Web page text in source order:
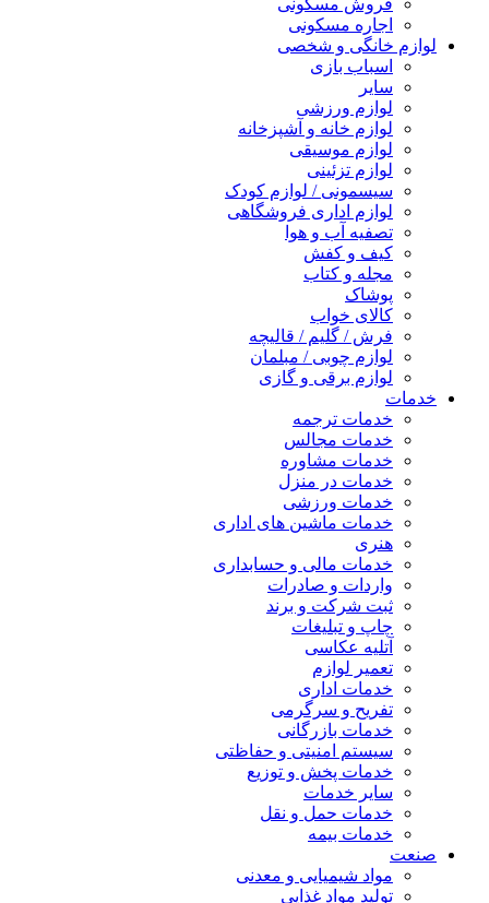
فروش مسکونی
اجاره مسکونی
لوازم خانگی و شخصی
اسباب بازی
سایر
لوازم ورزشی
لوازم خانه و آشپزخانه
لوازم موسیقی
لوازم تزئینی
سیسمونی / لوازم کودک
لوازم اداری فروشگاهی
تصفیه آب و هوا
کیف و کفش
مجله و کتاب
پوشاک
کالای خواب
فرش / گلیم / قالیچه
لوازم چوبی / مبلمان
لوازم برقی و گازی
خدمات
خدمات ترجمه
خدمات مجالس
خدمات مشاوره
خدمات در منزل
خدمات ورزشی
خدمات ماشین های اداری
هنری
خدمات مالی و حسابداری
واردات و صادرات
ثبت شرکت و برند
چاپ و تبلیغات
آتلیه عکاسی
تعمیر لوازم
خدمات اداری
تفریح و سرگرمی
خدمات بازرگانی
سیستم امنیتی و حفاظتی
خدمات پخش و توزیع
سایر خدمات
خدمات حمل و نقل
خدمات بیمه
صنعت
مواد شیمیایی و معدنی
تولید مواد غذایی